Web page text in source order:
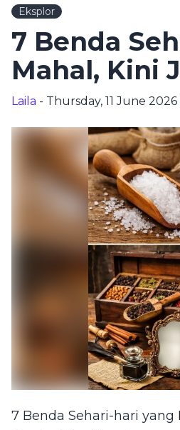
Eksplor
7 Benda
Mahal, Kini
Laila - Thursday, 11 June
7 Benda Sehari-hari